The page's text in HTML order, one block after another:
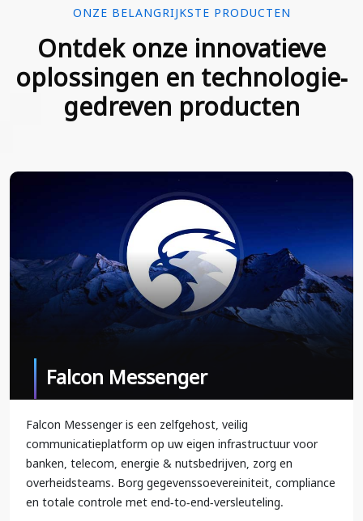
ONZE BELANGRIJKSTE PRODUCTEN
Ontdek onze innovatieve
oplossingen en technologie­
gedreven producten
Falcon Messenger
Falcon Messenger is een zelfgehost, veilig
communicatieplatform op uw eigen infrastructuur voor
banken, telecom, energie & nutsbedrijven, zorg en
overheidsteams. Borg gegevenssoevereiniteit, compliance
en totale controle met end-to-end-versleuteling.